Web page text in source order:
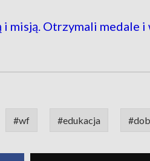
i misją. Otrzymali medale
#wf #edukacja